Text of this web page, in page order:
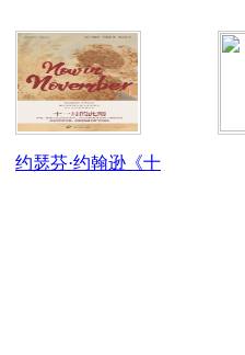
约瑟芬·约翰逊《十